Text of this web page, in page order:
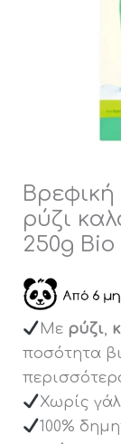
ρύζι
250g Bio
Με ρύζι,
ποσότητα
Χωρίς
100%